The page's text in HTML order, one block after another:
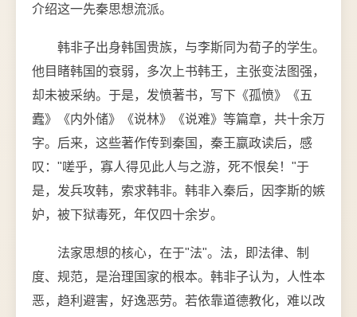
介绍这一先秦思想流派。
韩非子出身韩国贵族，与李斯同为荀子的学生。
他目睹韩国的衰弱，多次上书韩王，主张变法图强，
却未被采纳。于是，发愤著书，写下《孤愤》《五
蠹》《内外储》《说林》《说难》等篇章，共十余万
字。后来，这些著作传到秦国，秦王嬴政读后，感
叹："嗟乎，寡人得见此人与之游，死不恨矣！"于
是，发兵攻韩，索求韩非。韩非入秦后，因李斯的嫉
妒，被下狱毒死，年仅四十余岁。
法家思想的核心，在于"法"。法，即法律、制
度、规范，是治理国家的根本。韩非子认为，人性本
恶，趋利避害，好逸恶劳。若依靠道德教化，难以改